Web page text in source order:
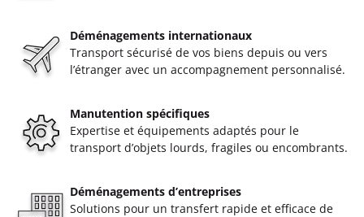
Déménagements internationaux
Transport sécurisé de vos biens depuis ou vers
l’étranger avec un accompagnement personnalisé.
Manutention spécifiques
Expertise et équipements adaptés pour le
transport d’objets lourds, fragiles ou encombrants.
Déménagements d’entreprises
Solutions pour un transfert rapide et efficace de